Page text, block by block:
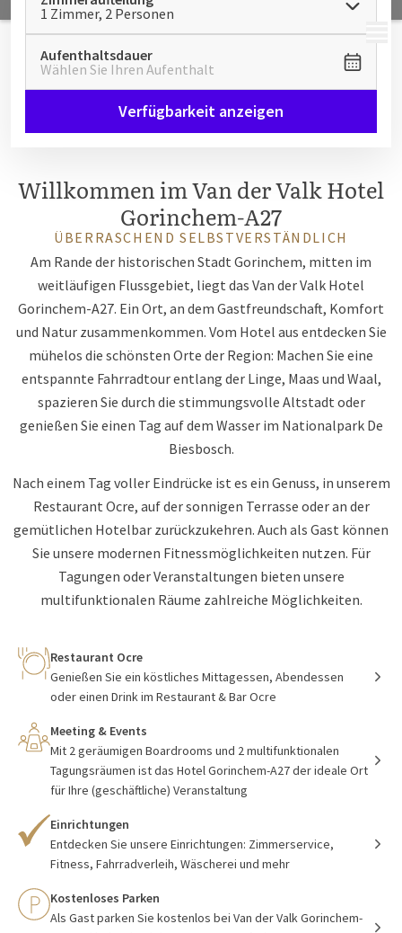
MENÜ
1 Zimmer, 2 Personen
Aufenthaltsdauer
Wählen Sie Ihren Aufenthalt
Verfügbarkeit anzeigen
Willkommen im Van der Valk Hotel
Gorinchem-A27
ÜBERRASCHEND SELBSTVERSTÄNDLICH
Am Rande der historischen Stadt Gorinchem, mitten im
weitläufigen Flussgebiet, liegt das Van der Valk Hotel
Gorinchem-A27. Ein Ort, an dem Gastfreundschaft, Komfort
und Natur zusammenkommen. Vom Hotel aus entdecken Sie
mühelos die schönsten Orte der Region: Machen Sie eine
entspannte Fahrradtour entlang der Linge, Maas und Waal,
spazieren Sie durch die stimmungsvolle Altstadt oder
genießen Sie einen Tag auf dem Wasser im Nationalpark De
Biesbosch.
Nach einem Tag voller Eindrücke ist es ein Genuss, in unserem
Restaurant Ocre, auf der sonnigen Terrasse oder an der
gemütlichen Hotelbar zurückzukehren. Auch als Gast können
Sie unsere modernen Fitnessmöglichkeiten nutzen. Für
Tagungen oder Veranstaltungen bieten unsere
multifunktionalen Räume zahlreiche Möglichkeiten.
Restaurant Ocre
Genießen Sie ein köstliches Mittagessen, Abendessen
oder einen Drink im Restaurant & Bar Ocre
Meeting & Events
Mit 2 geräumigen Boardrooms und 2 multifunktionalen
Tagungsräumen ist das Hotel Gorinchem-A27 der ideale Ort
für Ihre (geschäftliche) Veranstaltung
Einrichtungen
Entdecken Sie unsere Einrichtungen: Zimmerservice,
Fitness, Fahrradverleih, Wäscherei und mehr
Kostenloses Parken
Als Gast parken Sie kostenlos bei Van der Valk Gorinchem-